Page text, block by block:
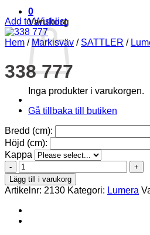
0
Varukorg
Inga produkter i varukorgen.
Gå tillbaka till butiken
Add to Wishlist
Hem / Markisväv / SATTLER /
338 777
Bredd (cm):
Höjd (cm):
Kappa
338
777
mängd
Lägg till i varukorg
Artikelnr: 2130 Kategori: Lumera